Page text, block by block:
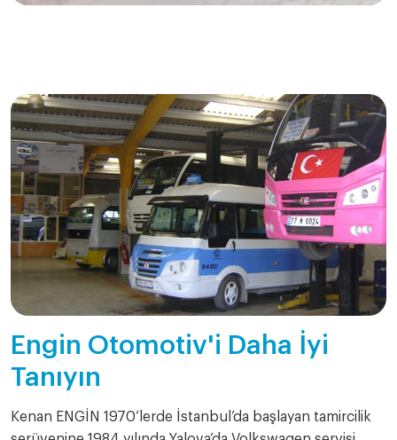
Engin Otomotiv'i Daha İyi
Tanıyın
Kenan ENGİN 1970’lerde İstanbul’da başlayan tamircilik